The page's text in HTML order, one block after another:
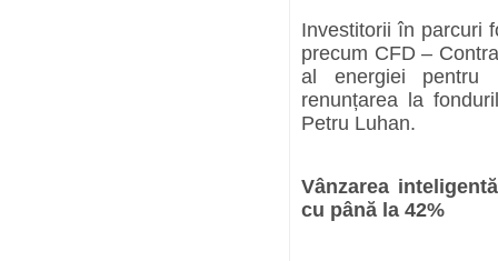
Investitorii în parcuri
precum CFD –
al energiei pentru
renunțarea la
Petru Luhan.
Vânzarea
cu până la 42%